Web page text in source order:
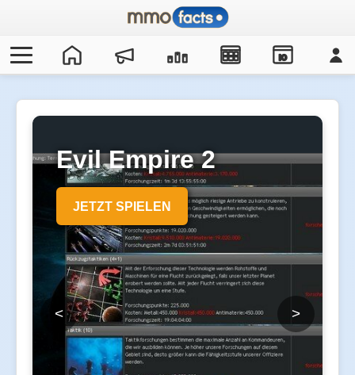
IO
Evil Empire 2
JETZT SPIELEN
< >